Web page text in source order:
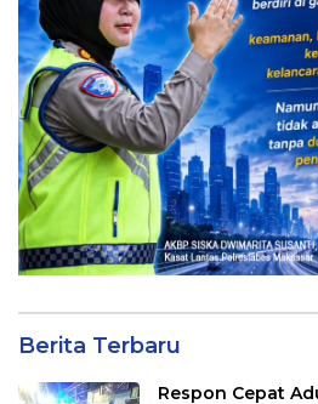
Berita Terbaru
Respon Cepat